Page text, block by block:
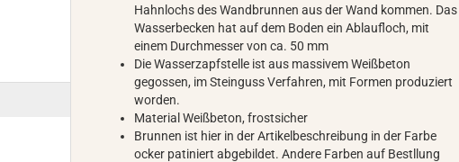
Hahnlochs des Wandbrunnen aus der Wand kommen. Das
Wasserbecken hat auf dem Boden ein Ablaufloch, mit
einem Durchmesser von ca. 50 mm
Die Wasserzapfstelle ist aus massivem Weißbeton
gegossen, im Steinguss Verfahren, mit Formen produziert
worden.
Material Weißbeton, frostsicher
Brunnen ist hier in der Artikelbeschreibung in der Farbe
ocker patiniert abgebildet. Andere Farben auf Bestllung